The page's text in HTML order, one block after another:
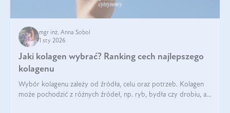
mgr inż. Anna Sobol
1 sty 2026
Jaki kolagen wybrać? Ranking cech najlepszego
kolagenu
Wybór kolagenu zależy od źródła, celu oraz potrzeb. Kolagen
może pochodzić z różnych źródeł, np. ryb, bydła czy drobiu, a